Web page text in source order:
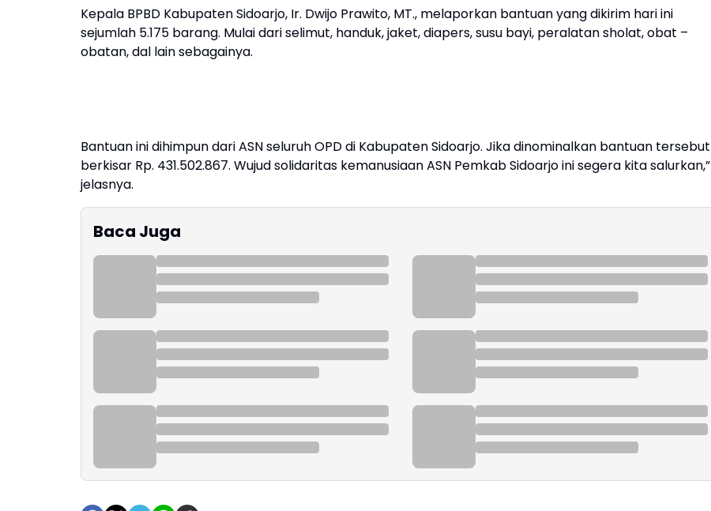
Kepala BPBD Kabupaten Sidoarjo, Ir. Dwijo Prawito, MT., melaporkan bantuan yang dikirim hari ini
sejumlah 5.175 barang. Mulai dari selimut, handuk, jaket, diapers, susu bayi, peralatan sholat, obat –
obatan, dal lain sebagainya.
Bantuan ini dihimpun dari ASN seluruh OPD di Kabupaten Sidoarjo. Jika dinominalkan bantuan tersebut
berkisar Rp. 431.502.867. Wujud solidaritas kemanusiaan ASN Pemkab Sidoarjo ini segera kita salurkan,”
jelasnya.
Baca Juga